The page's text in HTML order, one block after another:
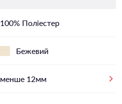
100% Поліестер
Бежевий
менше 12мм